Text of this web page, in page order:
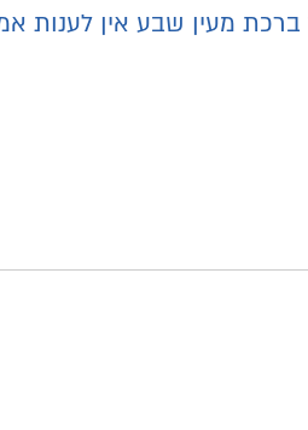
מעין שבע אין לענות